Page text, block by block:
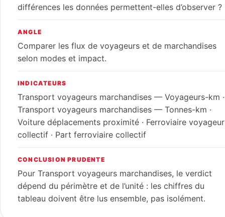
différences les données permettent-elles d’observer ?
ANGLE
Comparer les flux de voyageurs et de marchandises
selon modes et impact.
INDICATEURS
Transport voyageurs marchandises — Voyageurs-km ·
Transport voyageurs marchandises — Tonnes-km ·
Voiture déplacements proximité · Ferroviaire
collectif · Part ferroviaire collectif
CONCLUSION PRUDENTE
Pour Transport voyageurs marchandises, le verdict
dépend du périmètre et de l’unité : les chiffres du
tableau doivent être lus ensemble, pas isolément.